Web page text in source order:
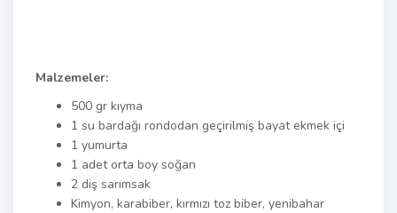
Malzemeler:
500 gr kıyma
1 su bardağı rondodan geçirilmiş bayat ekmek içi
1 yumurta
1 adet orta boy soğan
2 diş sarımsak
Kimyon, karabiber, kırmızı toz biber, yenibahar